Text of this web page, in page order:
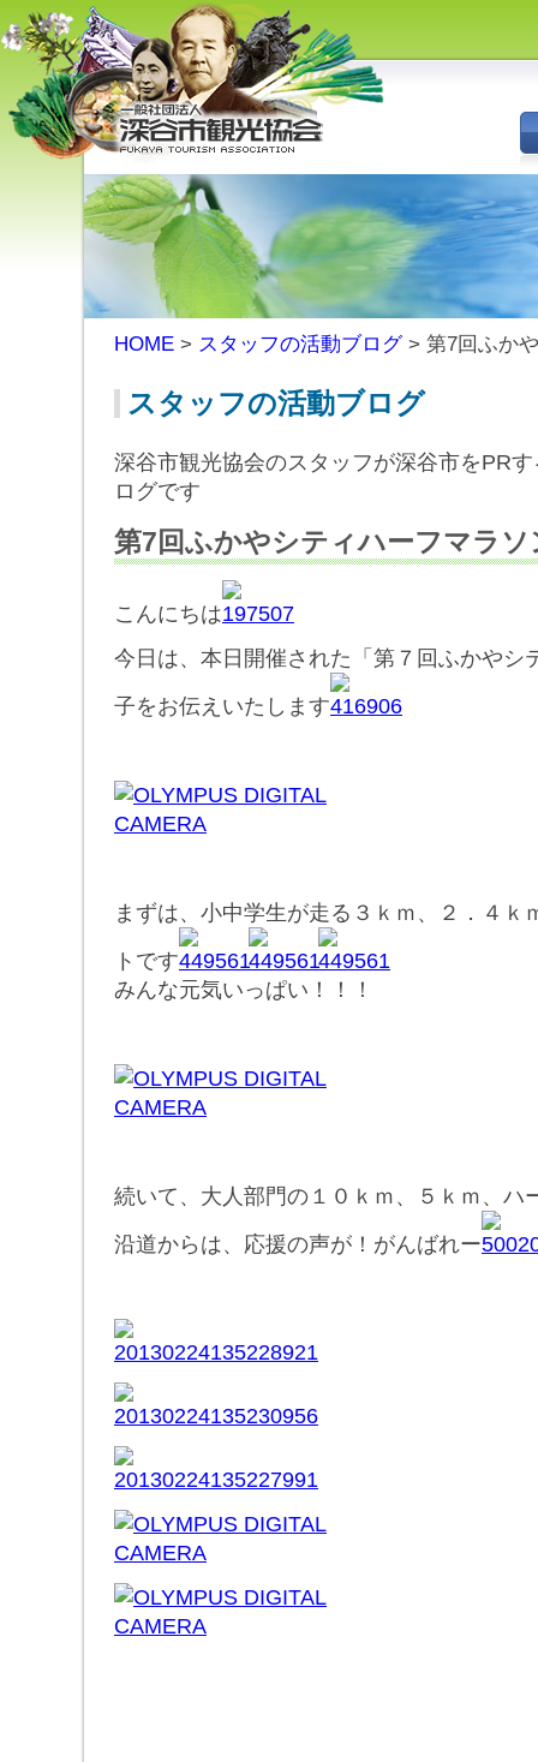
（旧深谷市・岡部町・花園町・
川本町）の観光情報
HOME > スタッフの活動ブログ> 第7回ふか
スタッフの活動ブログ
深谷市観光協会のスタッフが深谷市をPR
ログです
第7回ふかやシティハーフマラソ
こんにちは
今日は、本日開催された「第７回ふかやシ
子をお伝えいたします
まずは、小中学生が走る３ｋｍ、２．４ｋ
トです
みんな元気いっぱい！！！
続いて、大人部門の１０ｋｍ、５ｋｍ、ハ
沿道からは、応援の声が！がんばれー